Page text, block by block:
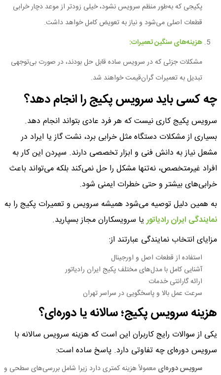
پکیجی که به‌طور منظم سرویس نشود، خیلی زودتر از موعد دچار خرابی
قطعات اصلی می‌شود و نیاز به تعویض کامل خواهد داشت.
هزینه‌های سنگین تعمیرات:
مشکلات جزئی که در سرویس ساده قابل حل بودند، در صورت بی‌توجهی
تبدیل به تعمیرات گران‌قیمت خواهند شد.
چه کسی باید سرویس پکیج را انجام دهد؟
سرویس پکیج کاری نیست که هر فرد عادی بتواند انجام دهد.
بسیاری از مشکلات دستگاه مثل خرابی برد، نشت گاز یا ایراد در
مشعل نیاز به دانش فنی و ابزار تخصصی دارند. سپردن این کار به
افراد غیرمتخصص، نه‌تنها مشکل را حل نمی‌کند بلکه می‌تواند باعث
خرابی‌های بیشتر و حتی خطرات ایمنی شود.
به همین دلیل توصیه می‌شود همیشه سرویس و تعمیرات پکیج را به
نمایندگی ایران رادیاتوریا سرویسکاران مجاز بسپارید.
مزایای انتخاب نمایندگی عبارتند از:
استفاده از قطعات اصل و اورجینال
آشنایی کامل با مدل‌های مختلف پکیج ایران رادیاتور
ارائه گارانتی خدمات
سرعت عمل بالا و پاسخگویی در سراسر تهران
هزینه سرویس پکیج؛ سالانه یا دوره‌ای؟
یکی از سوالات رایج کاربران این است که هزینه سرویس سالانه با
سرویس دوره‌ای چه تفاوتی دارد. پاسخ ساده است:
سرویس دوره‌ای معمولاً هزینه کمتری دارد زیرا شامل بررسی‌های سطحی و